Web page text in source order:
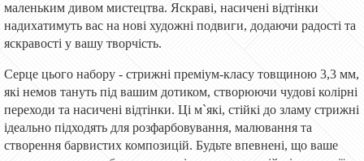
маленьким дивом мистецтва. Яскраві, насичені відтінки
надихатимуть вас на нові художні подвиги, додаючи радості та
яскравості у вашу творчість.
Серце цього набору - стрижні преміум-класу товщиною 3,3 мм,
які немов тануть під вашим дотиком, створюючи чудові колірні
переходи та насичені відтінки. Ці м`які, стійкі до зламу стрижні
ідеально підходять для розфарбовування, малювання та
створення барвистих композицій. Будьте впевнені, що ваше